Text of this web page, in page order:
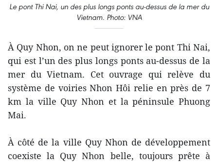
Le pont Thi Nai, un des plus longs ponts au-dessus de la mer du
Vietnam. Photo: VNA
À Quy Nhon, on ne peut ignorer le pont Thi Nai,
qui est l’un des plus longs ponts au-dessus de la
mer du Vietnam. Cet ouvrage qui relève du
système de voiries Nhon Hôi relie en près de 7
km la ville Quy Nhon et la péninsule Phuong
Mai.
À côté de la ville Quy Nhon de développement
coexiste la Quy Nhon belle, toujours prête à